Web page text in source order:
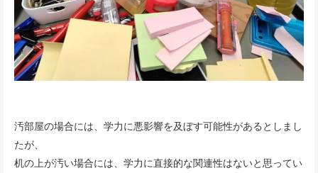
汚部屋の場合には、学力に悪影響を及ぼす可能性があるとしまし
たが、
机の上が汚い場合には、学力に直接的な関連性はないと思ってい